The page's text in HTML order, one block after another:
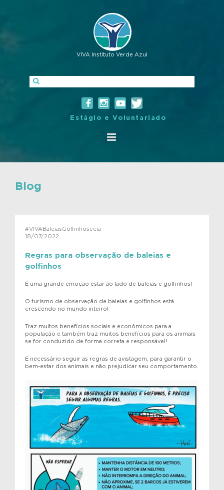
VIVA Instituto Verde Azul
Estágio e Voluntariado
Blog
#VIVABaleiasGolfinhosecia
18/07/2022
Regras para observação de baleias e
golfinhos
É uma grande emoção estar ao lado de baleias e golfinhos!
O turismo de observação de baleias e golfinhos está
crescendo no mundo inteiro!
Traz muitos benefícios sociais e econômicos para a
população e também traz muitos benefícios para os animais
se for conduzido de forma correta e responsável!
É necessário seguir as regras de avistagem, para garantir o
bem-estar dos animais e não prejudicar seu comportamento.